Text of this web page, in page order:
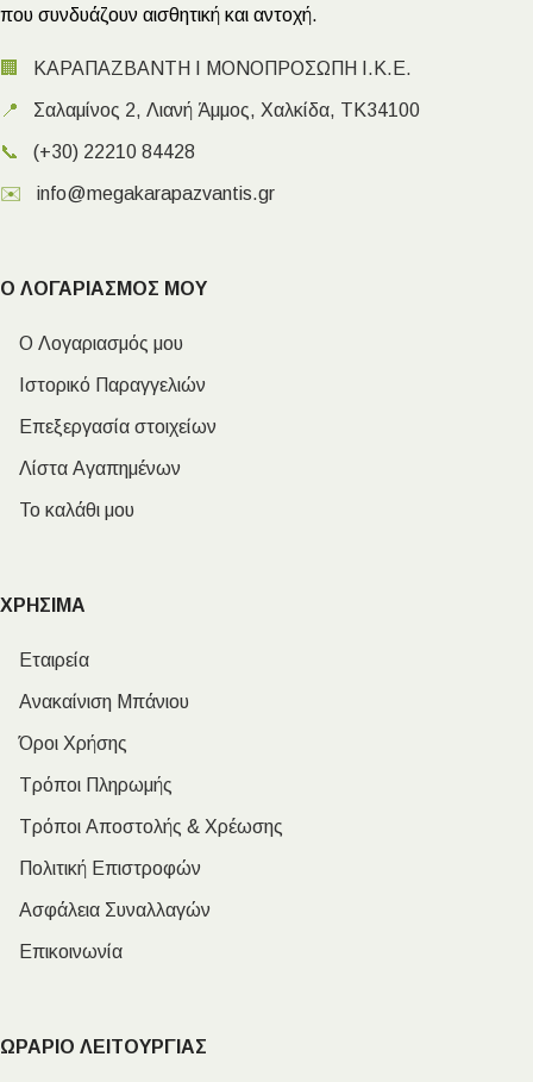
που συνδυάζουν αισθητική και αντοχή.
🏢 ΚΑΡΑΠΑΖΒΑΝΤΗ Ι ΜΟΝΟΠΡΟΣΩΠΗ Ι.Κ.Ε.
📍 Σαλαμίνος 2, Λιανή Άμμος, Χαλκίδα, ΤΚ34100
📞 (+30) 22210 84428
✉️ info@megakarapazvantis.gr
Ο ΛΟΓΑΡΙΑΣΜΟΣ ΜΟΥ
Ο Λογαριασμός μου
Ιστορικό Παραγγελιών
Επεξεργασία στοιχείων
Λίστα Αγαπημένων
Το καλάθι μου
ΧΡΗΣΙΜΑ
Εταιρεία
Ανακαίνιση Μπάνιου
Όροι Χρήσης
Τρόποι Πληρωμής
Τρόποι Αποστολής & Χρέωσης
Πολιτική Επιστροφών
Ασφάλεια Συναλλαγών
Επικοινωνία
ΩΡΑΡΙΟ ΛΕΙΤΟΥΡΓΙΑΣ